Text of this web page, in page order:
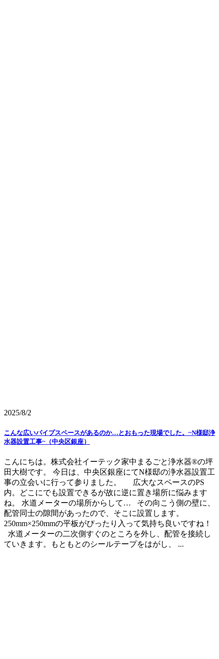
2025/8/2
こんな広いパイプスペースがあるのか…とおもった現場でした。~N様邸浄
水器設置工事~（中央区銀座）
こんにちは。株式会社イーテック家中まるごと浄水器®の坪
田大樹です。 今日は、中央区銀座にてN様邸の浄水器設置工
事の立会いに行って参りました。 広大なスペースのPS
内。どこにでも設置できるが故に逆に置き場所に悩みます
ね。 水道メーターの場所からして… その向こう側の壁に、
配管同士の隙間があったので、そこに設置します。
250mm×250mmの平板がぴったり入って気持ち良いですね！
水道メーターの二次側すぐのところを外し、配管を接続し
ていきます。もともとのシールテープをはがし、 ...